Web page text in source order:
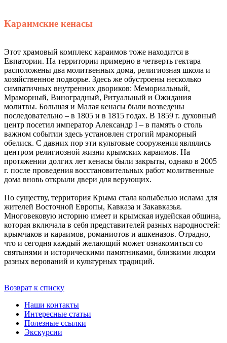
Караимские кенасы
Этот храмовый комплекс караимов тоже находится в
Евпатории. На территории примерно в четверть гектара
расположены два молитвенных дома, религиозная школа и
хозяйственное подворье. Здесь же обустроены несколько
симпатичных внутренних двориков: Мемориальный,
Мраморный, Виноградный, Ритуальный и Ожидания
молитвы. Большая и Малая кенасы были возведены
последовательно – в 1805 и в 1815 годах. В 1859 г. духовный
центр посетил император Александр I – в память о столь
важном событии здесь установлен строгий мраморный
обелиск. С давних пор эти культовые сооружения являлись
центром религиозной жизни крымских караимов. На
протяжении долгих лет кенасы были закрыты, однако в 2005
г. после проведения восстановительных работ молитвенные
дома вновь открыли двери для верующих.
По существу, территория Крыма стала колыбелью ислама для
жителей Восточной Европы, Кавказа и Закавказья.
Многовековую историю имеет и крымская иудейская община,
которая включала в себя представителей разных народностей:
крымчаков и караимов, романиотов и ашкеназов. Отрадно,
что и сегодня каждый желающий может ознакомиться со
святынями и историческими памятниками, близкими людям
разных верований и культурных традиций.
Возврат к списку
Наши контакты
Интересные статьи
Полезные ссылки
Экскурсии